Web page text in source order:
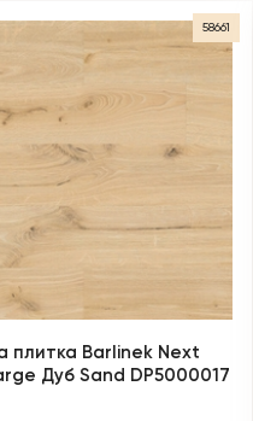
58661
плитка Barlinek Next
Дуб Sand DP5000017